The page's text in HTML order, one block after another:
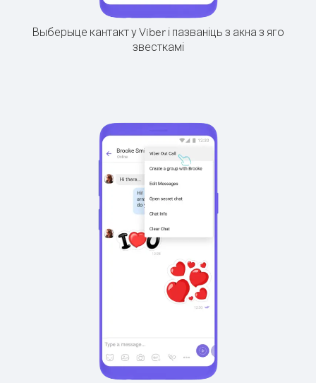
Выберыце кантакт у Viber і пазваніць з акна з яго
звесткамі